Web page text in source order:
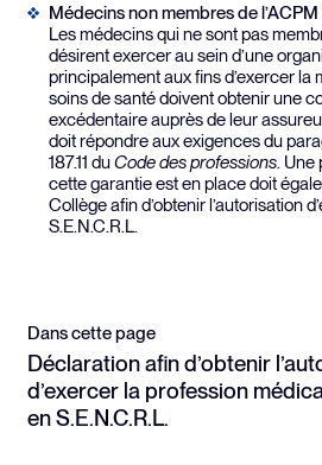
Médecins non membres de l’ACPM
Les médecins qui ne sont pas
désirent exercer au sein d’une
principalement aux fins d’exercer la
soins de santé doivent obtenir une
excédentaire auprès de leur
doit répondre aux exigences du
187.11 duCode des professions .
cette garantie est en place doit
Collège afin d’obtenir l’autorisation
S.E.N.C.R.L.
Dans cette page
Déclaration afin d’obtenir
d’exercer la profession
en S.E.N.C.R.L.